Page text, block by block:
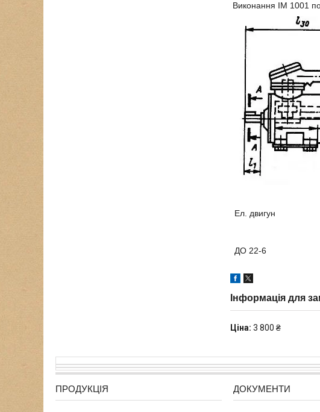
Виконання IM 1001
Ел. двигун
ДО 22-6
Інформація для
Ціна: 3 800 ₴
ПРОДУКЦІЯ ДОКУМЕНТИ